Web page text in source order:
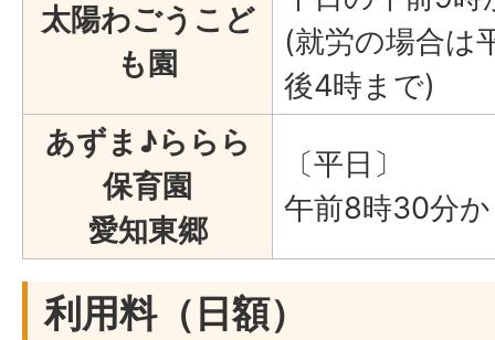
太陽わごうこど
も園
(就労の場合は
後4時まで)
あずま♪ららら
保育園
愛知東郷
〔平日〕
午前8時30分
利用料（日額）